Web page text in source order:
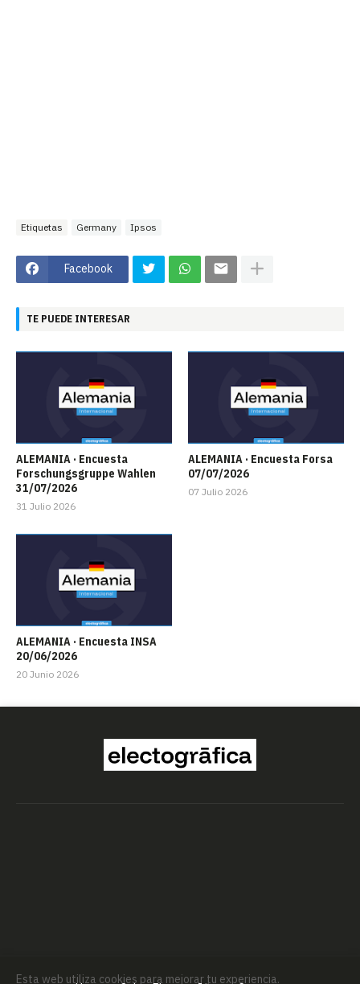
Etiquetas Germany Ipsos
Facebook
TE PUEDE INTERESAR
ALEMANIA · Encuesta
Forschungsgruppe Wahlen
31/07/2026
31 Julio 2026
ALEMANIA · Encuesta Forsa
07/07/2026
07 Julio 2026
ALEMANIA · Encuesta INSA
20/06/2026
20 Junio 2026
Esta web utiliza cookies para mejorar tu experiencia.